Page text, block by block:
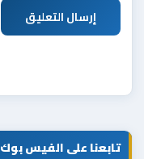
إرسال التعليق
تابعنا على الفيس بوك